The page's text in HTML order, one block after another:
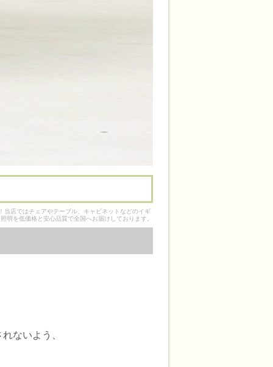
店ではチェアやテーブル、キャビネットなどのイギ
明を低価格と安心品質で全国へお届けしております。
ないよう、